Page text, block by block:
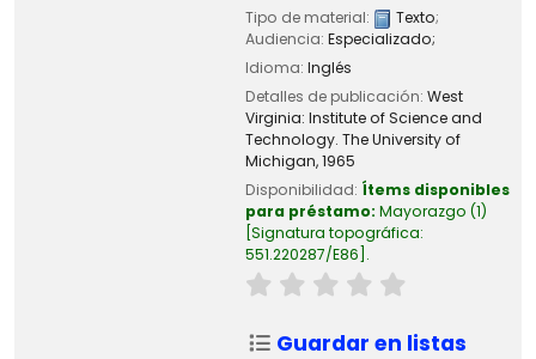
Tipo de material:
Texto;
Audiencia: Especializado;
Idioma: Inglés
Detalles de publicación: West
Virginia: Institute of Science and
Technology. The University of
Michigan,1965
Disponibilidad: Ítems disponibles
para préstamo: Mayorazgo (1)
Signatura topográfica:
551.220287/E86 .
Guardar en listas